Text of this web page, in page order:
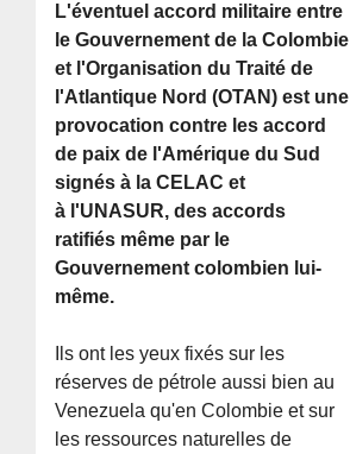
L'éventuel accord militaire entre
le Gouvernement de la Colombie
et l'Organisation du Traité de
l'Atlantique Nord (OTAN) est une
provocation contre les accord
de paix de l'Amérique du Sud
signés à la CELAC et
à l'UNASUR, des accords
ratifiés même par le
Gouvernement colombien lui-
même.
Ils ont les yeux fixés sur les
réserves de pétrole aussi bien au
Venezuela qu'en Colombie et sur
les ressources naturelles de